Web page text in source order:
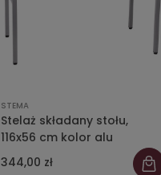
STEMA
Stelaż składany stołu,
116x56 cm kolor alu
344,00 zł